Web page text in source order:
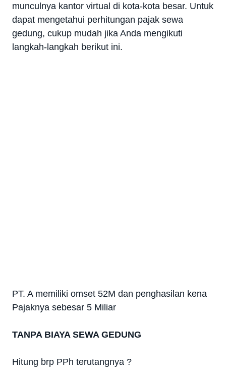
munculnya kantor virtual di kota-kota besar. Untuk
dapat mengetahui perhitungan pajak sewa
gedung, cukup mudah jika Anda mengikuti
langkah-langkah berikut ini.
PT. A memiliki omset 52M dan penghasilan kena
Pajaknya sebesar 5 Miliar
TANPA BIAYA SEWA GEDUNG
Hitung brp PPh terutangnya ?